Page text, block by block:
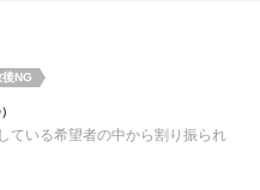
NG
ている希望者の中から割り振られ